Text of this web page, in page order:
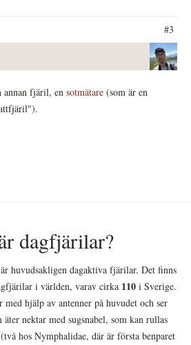
#3
annan fjäril, en sotmätare (som är en
dagfjärilar?
huvudsakligen dagaktiva fjärilar. Det finns
i världen, varav cirka 110 i Sverige.
hjälp av antenner på huvudet och ser
nektar med sugsnabel, som kan rullas
hos Nymphalidae, där är första benparet